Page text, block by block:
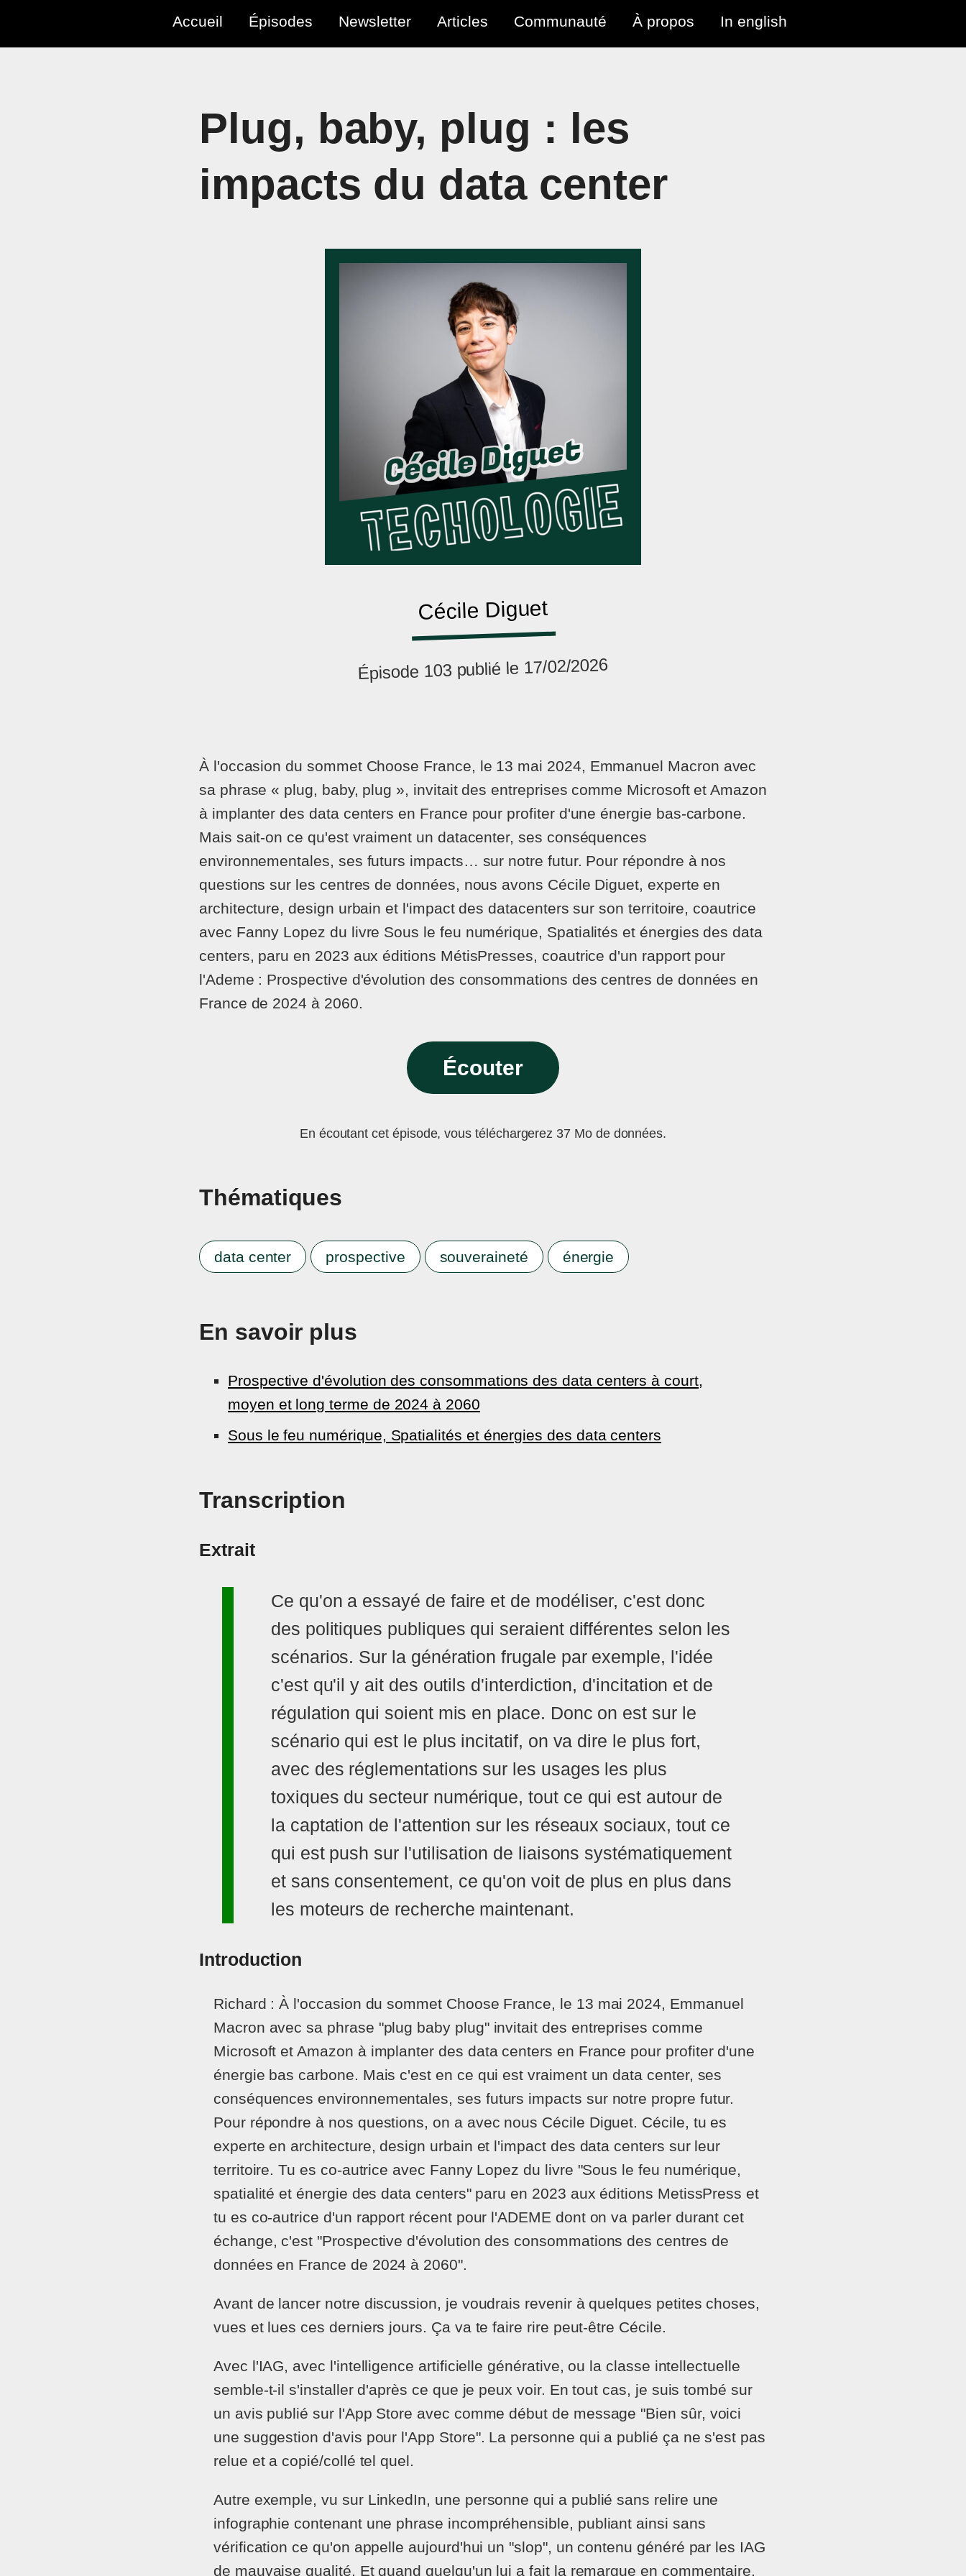
Accueil Épisodes Newsletter Articles Communauté À propos In english
Plug, baby, plug : les
impacts du data center
Cécile Diguet
Épisode 103 publié le 17/02/2026
À l'occasion du sommet Choose France, le 13 mai 2024, Emmanuel Macron avec
sa phrase « plug, baby, plug », invitait des entreprises comme Microsoft et Amazon
à implanter des data centers en France pour profiter d'une énergie bas-carbone.
Mais sait-on ce qu'est vraiment un datacenter, ses conséquences
environnementales, ses futurs impacts… sur notre futur. Pour répondre à nos
questions sur les centres de données, nous avons Cécile Diguet, experte en
architecture, design urbain et l'impact des datacenters sur son territoire, coautrice
avec Fanny Lopez du livre Sous le feu numérique, Spatialités et énergies des data
centers, paru en 2023 aux éditions MétisPresses, coautrice d'un rapport pour
l'Ademe : Prospective d'évolution des consommations des centres de données en
France de 2024 à 2060.
Écouter
En écoutant cet épisode, vous téléchargerez 37 Mo de données.
Thématiques
data center prospective souveraineté énergie
En savoir plus
Prospective d'évolution des consommations des data centers à court,
moyen et long terme de 2024 à 2060
Sous le feu numérique, Spatialités et énergies des data centers
Transcription
Extrait
Ce qu'on a essayé de faire et de modéliser, c'est donc
des politiques publiques qui seraient différentes selon les
scénarios. Sur la génération frugale par exemple, l'idée
c'est qu'il y ait des outils d'interdiction, d'incitation et de
régulation qui soient mis en place. Donc on est sur le
scénario qui est le plus incitatif, on va dire le plus fort,
avec des réglementations sur les usages les plus
toxiques du secteur numérique, tout ce qui est autour de
la captation de l'attention sur les réseaux sociaux, tout ce
qui est push sur l'utilisation de liaisons systématiquement
et sans consentement, ce qu'on voit de plus en plus dans
les moteurs de recherche maintenant.
Introduction
Richard : À l'occasion du sommet Choose France, le 13 mai 2024, Emmanuel
Macron avec sa phrase "plug baby plug" invitait des entreprises comme
Microsoft et Amazon à implanter des data centers en France pour profiter d'une
énergie bas carbone. Mais c'est en ce qui est vraiment un data center, ses
conséquences environnementales, ses futurs impacts sur notre propre futur.
Pour répondre à nos questions, on a avec nous Cécile Diguet. Cécile, tu es
experte en architecture, design urbain et l'impact des data centers sur leur
territoire. Tu es co-autrice avec Fanny Lopez du livre "Sous le feu numérique,
spatialité et énergie des data centers" paru en 2023 aux éditions MetissPress et
tu es co-autrice d'un rapport récent pour l'ADEME dont on va parler durant cet
échange, c'est "Prospective d'évolution des consommations des centres de
données en France de 2024 à 2060".
Avant de lancer notre discussion, je voudrais revenir à quelques petites choses,
vues et lues ces derniers jours. Ça va te faire rire peut-être Cécile.
Avec l'IAG, avec l'intelligence artificielle générative, ou la classe intellectuelle
semble-t-il s'installer d'après ce que je peux voir. En tout cas, je suis tombé sur
un avis publié sur l'App Store avec comme début de message "Bien sûr, voici
une suggestion d'avis pour l'App Store". La personne qui a publié ça ne s'est pas
relue et a copié/collé tel quel.
Autre exemple, vu sur LinkedIn, une personne qui a publié sans relire une
infographie contenant une phrase incompréhensible, publiant ainsi sans
vérification ce qu'on appelle aujourd'hui un "slop", un contenu généré par les IAG
de mauvaise qualité. Et quand quelqu'un lui a fait la remarque en commentaire,